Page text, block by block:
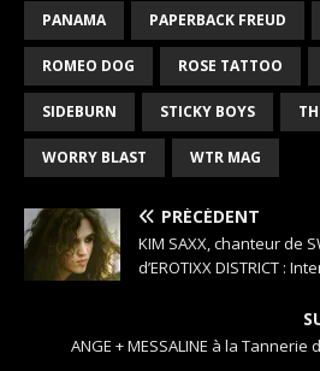
PANAMA PAPERBACK FREUD
ROMEO DOG ROSE TATTOO
SIDEBURN STICKY BOYS
WORRY BLAST WTR MAG
PRÉCÉDENT
KIM SAXX, chanteur de
d’EROTIXX DISTRICT :
ANGE + MESSALINE à la Tannerie